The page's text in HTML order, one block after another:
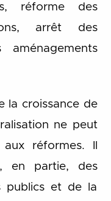
réforme des
arrêt des
aménagements
la croissance de
ne peut
réformes. Il
en partie, des
publics et de la